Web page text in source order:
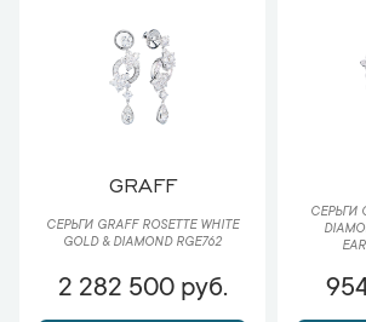
GRAFF
СЕРЬГИ GRAFF ROSETTE WHITE
GOLD & DIAMOND RGE762
2 282 500 руб.
СЕРЬГИ